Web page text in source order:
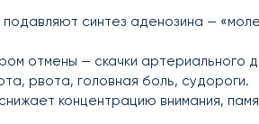
синтез аденозина —
отмены — скачки артериального
рвота, головная боль, судороги.
концентрацию внимания,